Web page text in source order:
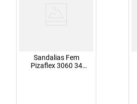
Sandalias Fem
Pizaflex 3060 34